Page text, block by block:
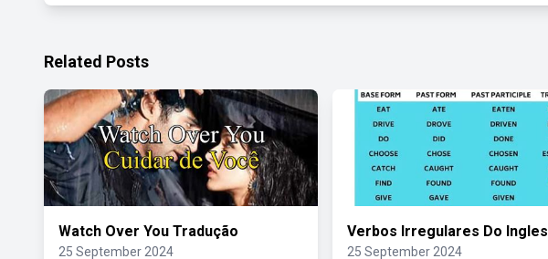
Related Posts
Watch Over You Tradução
25 September 2024
Verbos Irregulares Do Ingles
25 September 2024